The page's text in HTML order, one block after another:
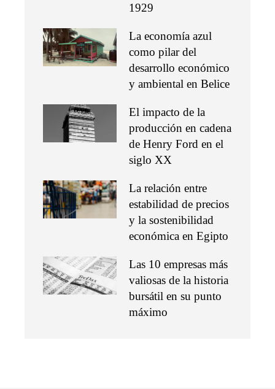
1929
La economía azul
como pilar del
desarrollo económico
y ambiental en Belice
El impacto de la
producción en cadena
de Henry Ford en el
siglo XX
La relación entre
estabilidad de precios
y la sostenibilidad
económica en Egipto
Las 10 empresas más
valiosas de la historia
bursátil en su punto
máximo